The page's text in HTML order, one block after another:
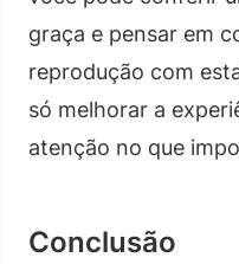
graça e pensar em
reprodução com
só melhorar a
atenção no que
Conclusão